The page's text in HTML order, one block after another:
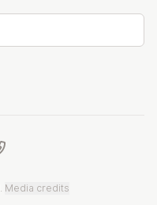
Media credits